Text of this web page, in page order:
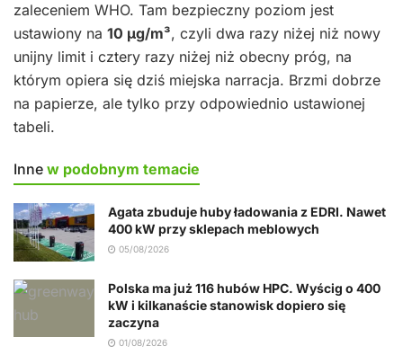
zaleceniem WHO. Tam bezpieczny poziom jest
ustawiony na 10 µg/m³, czyli dwa razy niżej niż nowy
unijny limit i cztery razy niżej niż obecny próg, na
którym opiera się dziś miejska narracja. Brzmi dobrze
na papierze, ale tylko przy odpowiednio ustawionej
tabeli.
Inne w podobnym temacie
Agata zbuduje huby ładowania z EDRI. Nawet
400 kW przy sklepach meblowych
05/08/2026
Polska ma już 116 hubów HPC. Wyścig o 400
kW i kilkanaście stanowisk dopiero się
zaczyna
01/08/2026